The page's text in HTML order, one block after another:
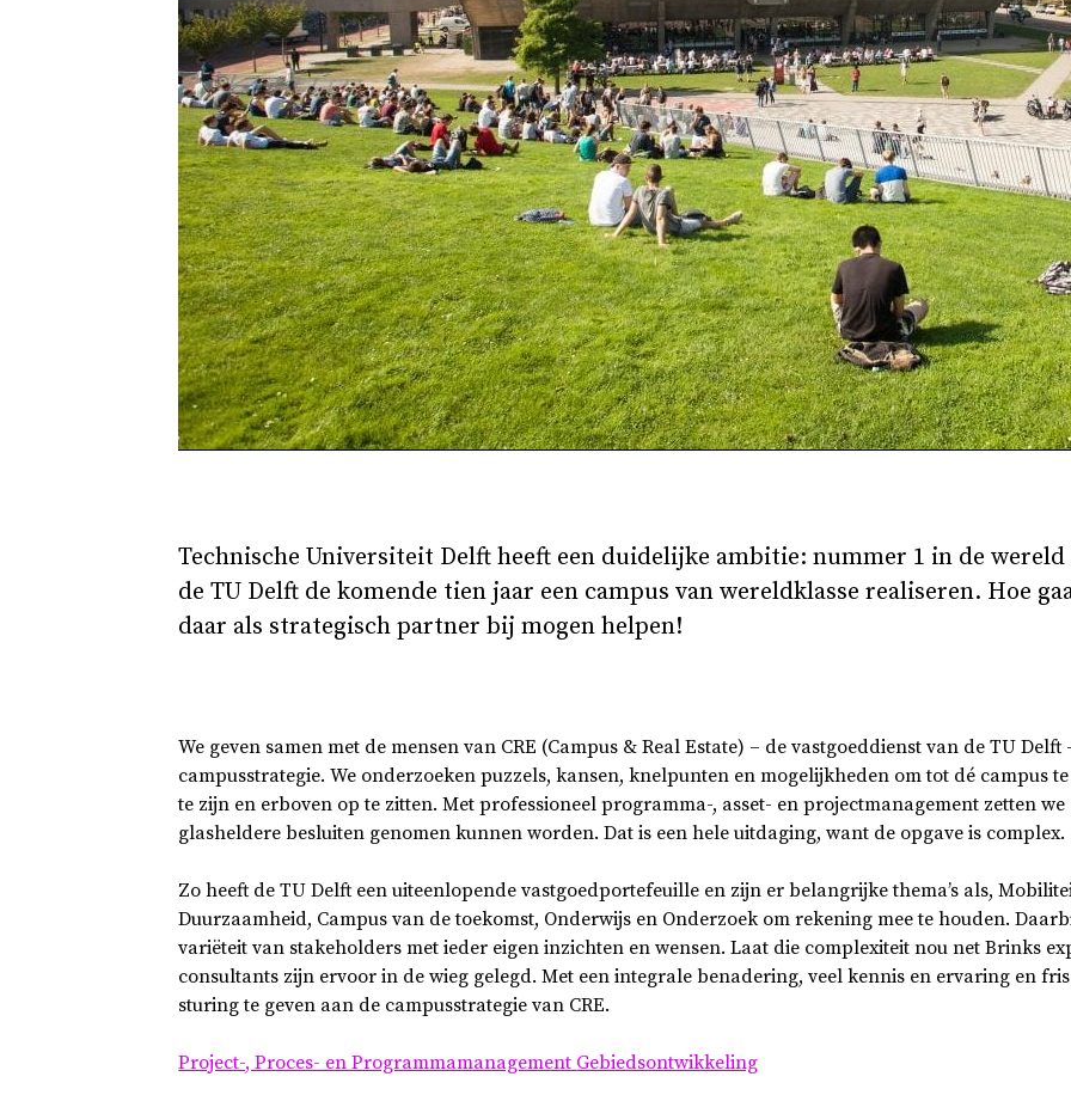
Technische Universiteit Delft heeft een duidelijke ambitie: nummer 1 in de
de TU Delft de komende tien jaar een campus van wereldklasse realiseren. Hoe
daar als strategisch partner bij mogen helpen!
We geven samen met de mensen van CRE (Campus & Real Estate) – de vastgoeddienst van de TU
campusstrategie. We onderzoeken puzzels, kansen, knelpunten en mogelijkheden om tot dé campus
te zijn en erboven op te zitten. Met professioneel programma-, asset- en projectmanagement zetten
glasheldere besluiten genomen kunnen worden. Dat is een hele uitdaging, want de opgave is complex.
Zo heeft de TU Delft een uiteenlopende vastgoedportefeuille en zijn er belangrijke thema’s als,
Duurzaamheid, Campus van de toekomst, Onderwijs en Onderzoek om rekening mee te houden.
variëteit van stakeholders met ieder eigen inzichten en wensen. Laat die complexiteit nou net Brinks
consultants zijn ervoor in de wieg gelegd. Met een integrale benadering, veel kennis en ervaring en
sturing te geven aan de campusstrategie van CRE.
Project-, Proces- en Programmamanagement Gebiedsontwikkeling